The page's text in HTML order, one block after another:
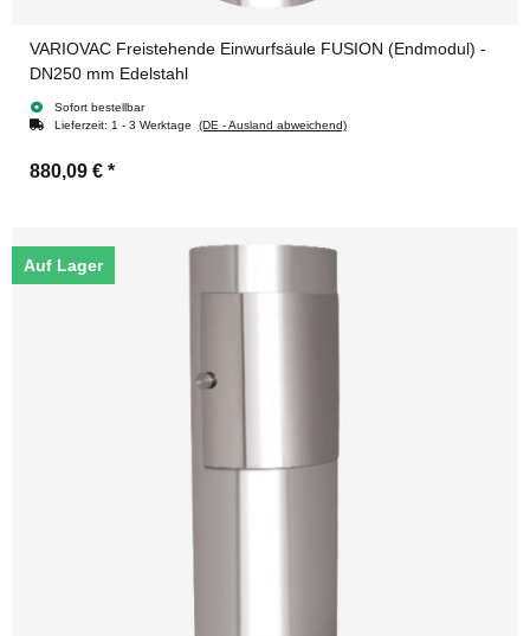
VARIOVAC Freistehende Einwurfsäule FUSION (Endmodul) -
DN250 mm Edelstahl
Sofort bestellbar
Lieferzeit: 1 - 3 Werktage (DE - Ausland abweichend)
880,09 € *
Auf Lager